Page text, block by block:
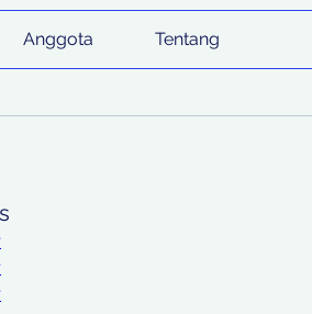
Anggota Tentang